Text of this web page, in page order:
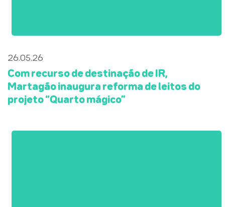
26.05.26
Com recurso de destinação de IR,
Martagão inaugura reforma de leitos do
projeto “Quarto mágico”